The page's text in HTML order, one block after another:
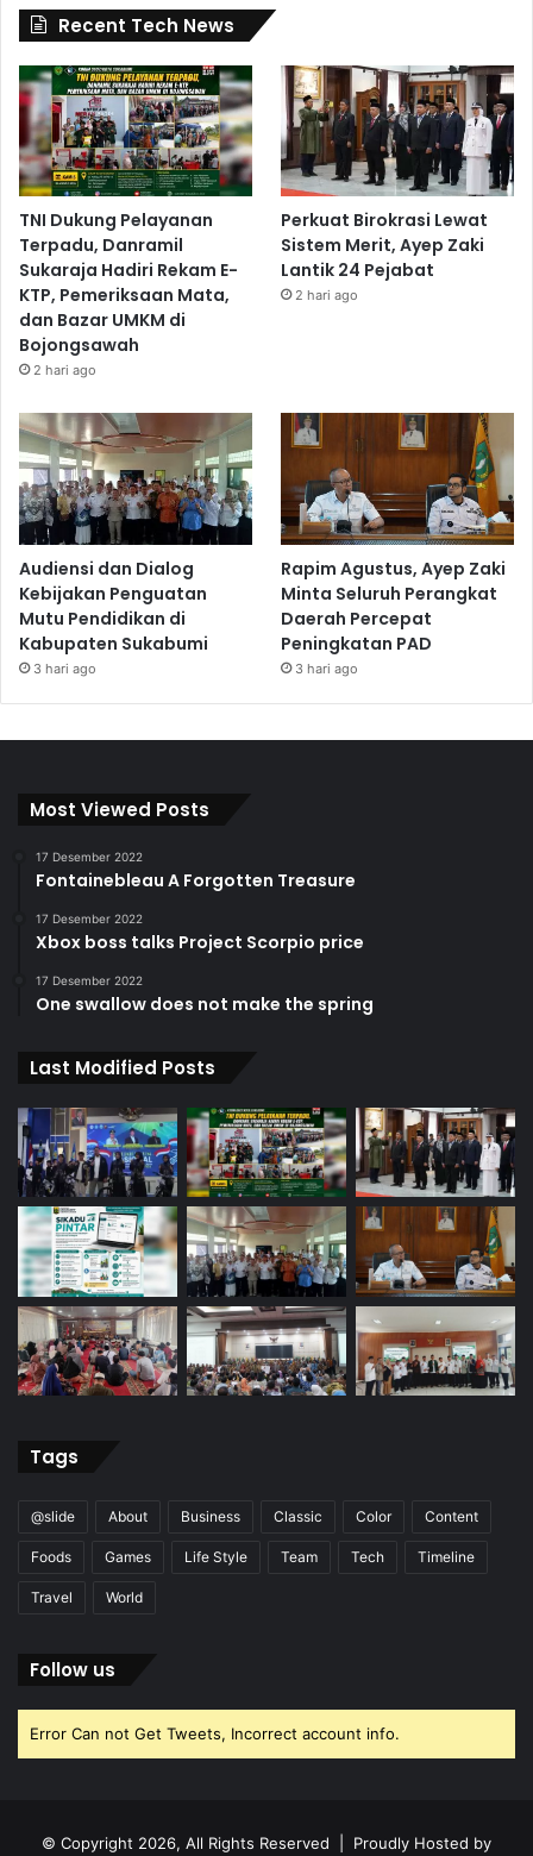
Recent Tech News
TNI Dukung Pelayanan
Terpadu, Danramil
Sukaraja Hadiri Rekam E-
KTP, Pemeriksaan Mata,
dan Bazar UMKM di
Bojongsawah
2 hari ago
Perkuat Birokrasi Lewat
Sistem Merit, Ayep Zaki
Lantik 24 Pejabat
2 hari ago
Audiensi dan Dialog
Kebijakan Penguatan
Mutu Pendidikan di
Kabupaten Sukabumi
3 hari ago
Rapim Agustus, Ayep Zaki
Minta Seluruh Perangkat
Daerah Percepat
Peningkatan PAD
3 hari ago
Most Viewed Posts
17 Desember 2022
Fontainebleau A Forgotten Treasure
17 Desember 2022
Xbox boss talks Project Scorpio price
17 Desember 2022
One swallow does not make the spring
Last Modified Posts
Tags
@slide About Business Classic Color Content
Foods Games Life Style Team Tech Timeline
Travel World
Follow us
Error Can not Get Tweets, Incorrect account info.
© Copyright 2026, All Rights Reserved | Proudly Hosted by